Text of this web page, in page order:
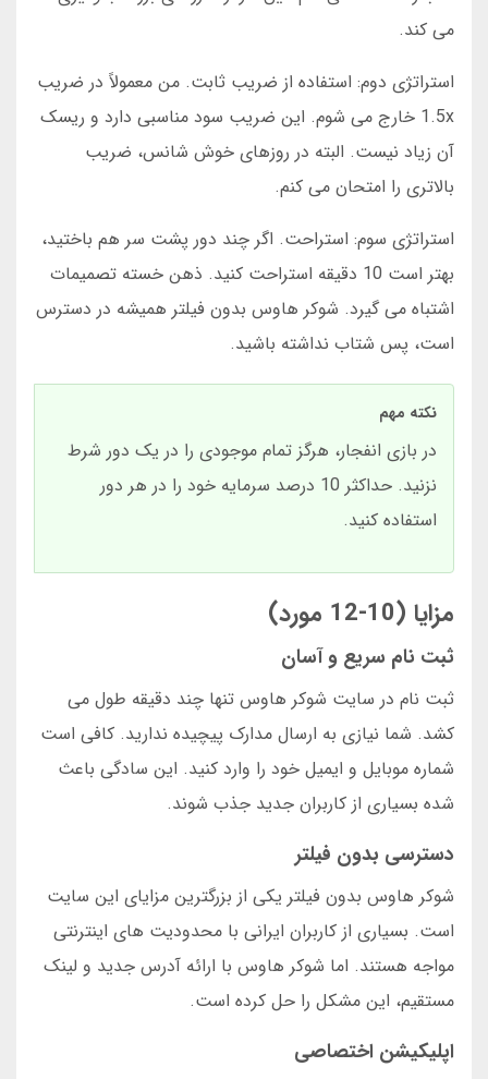
می کند.
استراتژی دوم: استفاده از ضریب ثابت. من معمولاً در ضریب
1.5x خارج می شوم. این ضریب سود مناسبی دارد و ریسک
آن زیاد نیست. البته در روزهای خوش شانس، ضریب
بالاتری را امتحان می کنم.
استراتژی سوم: استراحت. اگر چند دور پشت سر هم باختید،
بهتر است 10 دقیقه استراحت کنید. ذهن خسته تصمیمات
اشتباه می گیرد. شوکر هاوس بدون فیلتر همیشه در دسترس
است، پس شتاب نداشته باشید.
نکته مهم
در بازی انفجار، هرگز تمام موجودی را در یک دور شرط
نزنید. حداکثر 10 درصد سرمایه خود را در هر دور
استفاده کنید.
مزایا (10-12 مورد)
ثبت نام سریع و آسان
ثبت نام در سایت شوکر هاوس تنها چند دقیقه طول می
کشد. شما نیازی به ارسال مدارک پیچیده ندارید. کافی است
شماره موبایل و ایمیل خود را وارد کنید. این سادگی باعث
شده بسیاری از کاربران جدید جذب شوند.
دسترسی بدون فیلتر
شوکر هاوس بدون فیلتر یکی از بزرگترین مزایای این سایت
است. بسیاری از کاربران ایرانی با محدودیت های اینترنتی
مواجه هستند. اما شوکر هاوس با ارائه آدرس جدید و لینک
مستقیم، این مشکل را حل کرده است.
اپلیکیشن اختصاصی